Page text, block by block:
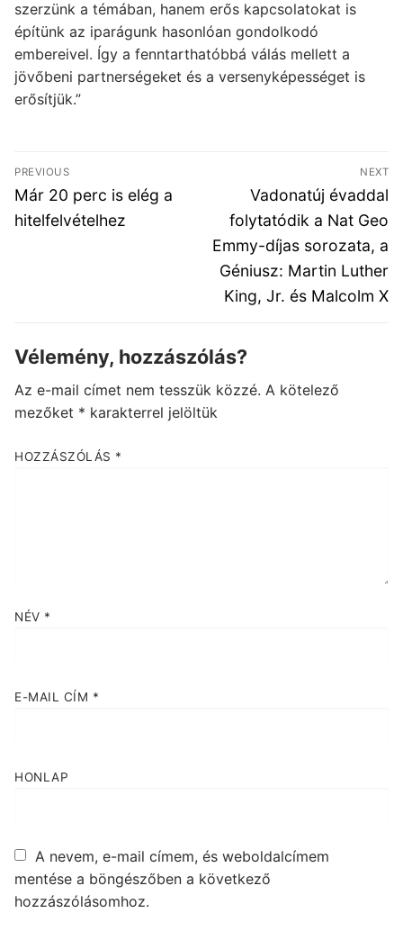
szerzünk a témában, hanem erős kapcsolatokat is
építünk az iparágunk hasonlóan gondolkodó
embereivel. Így a fenntarthatóbbá válás mellett a
jövőbeni partnerségeket és a versenyképességet is
erősítjük.”
Bejegyzés
navigáció
PREVIOUS
Previous
post:
Már 20 perc is elég a
hitelfelvételhez
NEXT
Next
post:
Vadonatúj évaddal
folytatódik a Nat Geo
Emmy-díjas sorozata, a
Géniusz: Martin Luther
King, Jr. és Malcolm X
Vélemény, hozzászólás?
Az e-mail címet nem tesszük közzé. A kötelező
mezőket * karakterrel jelöltük
HOZZÁSZÓLÁS *
NÉV *
E-MAIL CÍM *
HONLAP
A nevem, e-mail címem, és weboldalcímem
mentése a böngészőben a következő
hozzászólásomhoz.